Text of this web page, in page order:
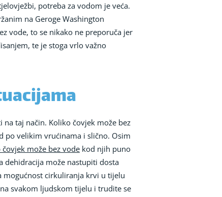
potreba za vodom je veća.
na Geroge Washington
vode, to se nikako ne preporuča jer
te je stoga vrlo važno
taj način. Koliko čovjek može bez
po velikim vrućinama i slično. Osim
može bez vode kod njih puno
dehidracija može nastupiti dosta
mogućnost cirkuliranja krvi u tijelu
svakom ljudskom tijelu i trudite se